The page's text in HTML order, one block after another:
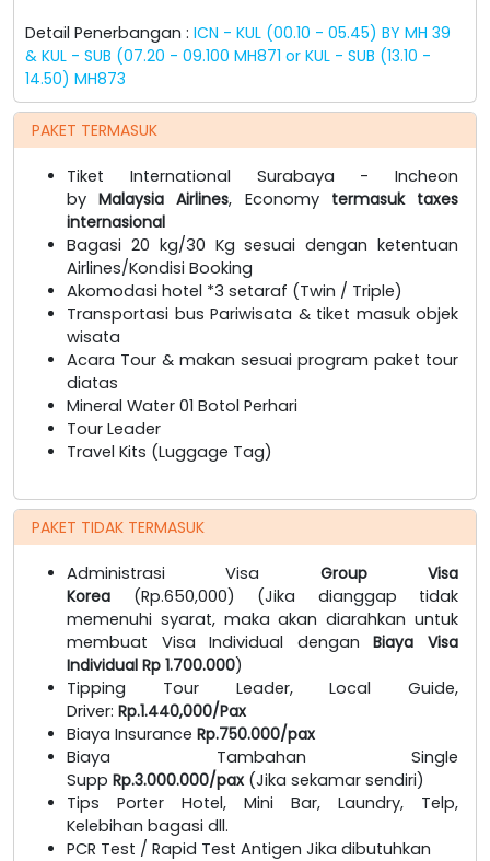
Detail Penerbangan : ICN - KUL (00.10 - 05.45) BY MH 39
& KUL - SUB (07.20 - 09.100 MH871 or KUL - SUB (13.10 -
14.50) MH873
PAKET TERMASUK
Tiket International Surabaya - Incheon
byMalaysia Airlines, Economy termasuk taxes
internasional
Bagasi 20 kg/30 Kg sesuai dengan ketentuan
Airlines/Kondisi Booking
Akomodasi hotel *3 setaraf (Twin / Triple)
Transportasi bus Pariwisata & tiket masuk objek
wisata
Acara Tour & makan sesuai program paket tour
diatas
Mineral Water 01 Botol Perhari
Tour Leader
Travel Kits (Luggage Tag)
PAKET TIDAK TERMASUK
Administrasi Visa Group Visa
Korea (Rp.650,000) (Jika dianggap tidak
memenuhi syarat, maka akan diarahkan untuk
membuat Visa Individual denganBiaya Visa
Individual Rp 1.700.000)
Tipping Tour Leader, Local Guide,
Driver: Rp.1.440,000/Pax
Biaya Insurance Rp.750.000/pax
Biaya Tambahan Single
Supp Rp.3.000.000/pax (Jika sekamar sendiri)
Tips Porter Hotel, Mini Bar, Laundry, Telp,
Kelebihan bagasi dll.
PCR Test / Rapid Test Antigen Jika dibutuhkan